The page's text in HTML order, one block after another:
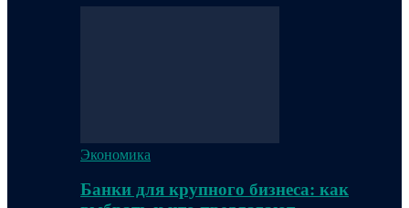
Экономика
Банки для крупного бизнеса: как